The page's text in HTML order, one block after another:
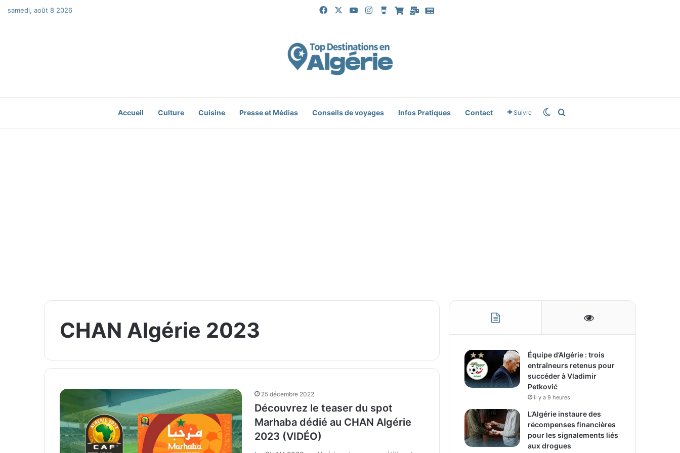
samedi, août 8 2026 FacebookYouTubeInstagramBuy Me a Coffee
Boutique
MailGoogle News
Accueil Culture Cuisine Presse et Médias Conseils de voyages Infos Pratiques Contact Suivre Switch skin
CHAN Algérie 2023
25 décembre 2022
Découvrez le teaser du spot
Marhaba dédié au CHAN Algérie
2023 (VIDÉO)
Équipe d’Algérie : trois
entraîneurs retenus pour
succéder à Vladimir
Petković
il y a 9 heures
L’Algérie instaure des
récompenses financières
pour les signalements liés
aux drogues